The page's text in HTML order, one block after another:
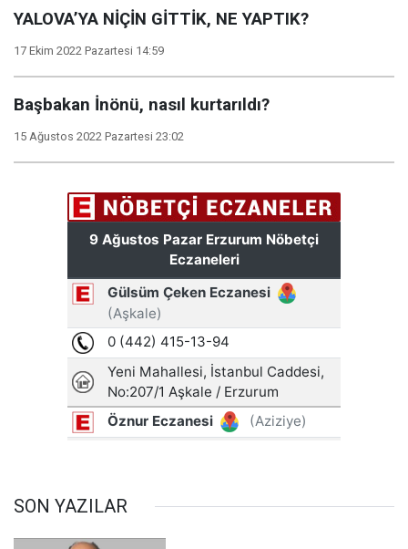
YALOVA’YA NİÇİN GİTTİK, NE YAPTIK?
17 Ekim 2022 Pazartesi 14:59
Başbakan İnönü, nasıl kurtarıldı?
15 Ağustos 2022 Pazartesi 23:02
SON YAZILAR